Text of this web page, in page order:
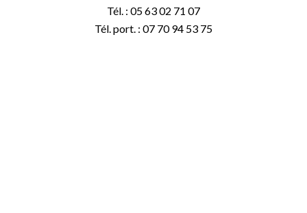
Tél. : 05 63 02 71 07
Tél. port. : 07 70 94 53 75